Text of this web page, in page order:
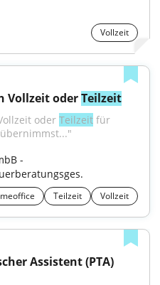
Vollzeit
Vollzeit oder Teilzeit
oder Teilzeit für
-
Teilzeit Vollzeit
Assistent (PTA)